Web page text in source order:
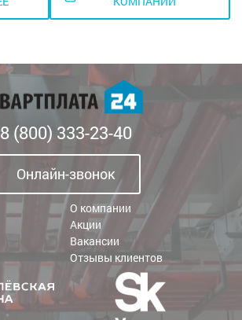
8 (800) 333-23-40
Онлайн-звонок
О компании
Акции
Вакансии
Отзывы клиентов